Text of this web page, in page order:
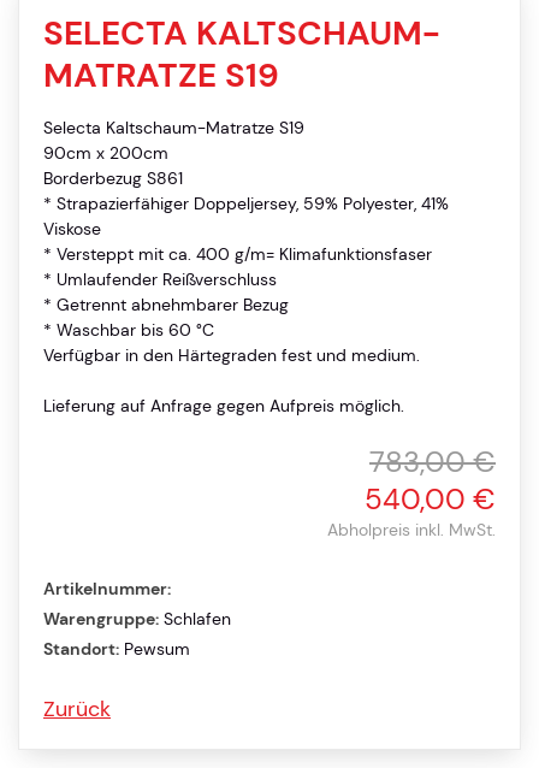
SELECTA KALTSCHAUM-
MATRATZE S19
Selecta Kaltschaum-Matratze S19
90cm x 200cm
Borderbezug S861
* Strapazierfähiger Doppeljersey, 59% Polyester, 41%
Viskose
* Versteppt mit ca. 400 g/m= Klimafunktionsfaser
* Umlaufender Reißverschluss
* Getrennt abnehmbarer Bezug
* Waschbar bis 60 °C
Verfügbar in den Härtegraden fest und medium.
Lieferung auf Anfrage gegen Aufpreis möglich.
783,00 €
540,00 €
Abholpreis inkl. MwSt.
Artikelnummer:
Warengruppe: Schlafen
Standort: Pewsum
Zurück